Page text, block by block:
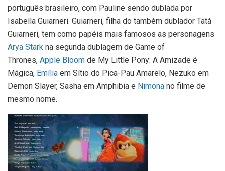
português brasileiro, com Pauline sendo dublada por
Isabella Guiarneri. Guiarneri, filha do também dublador Tatá
Guiarneri, tem como papéis mais famosos as personagens
Arya Stark na segunda dublagem de Game of
Thrones, Apple Bloom de My Little Pony: A Amizade é
Mágica, Emília em Sítio do Pica-Pau Amarelo, Nezuko em
Demon Slayer, Sasha em Amphibia e Nimona no filme de
mesmo nome.